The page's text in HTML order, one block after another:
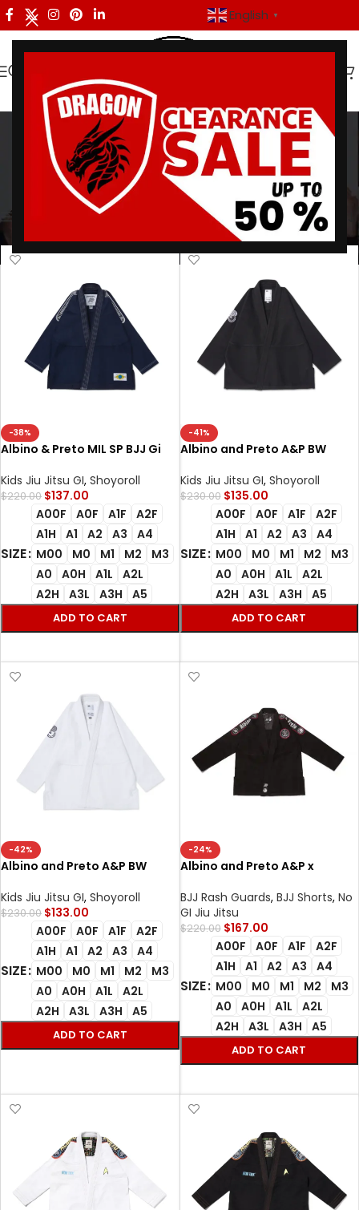
English ▼
Albino and Preto BJJ Gi
Categories
Products tagged “Albino and Preto BJJ Gi”/ Page 2
Showing 13–24 of 38 results
-38%
Albino & Preto MIL SP BJJ Gi
premium carrying bag
Kids Jiu Jitsu GI, Shoyoroll
$220.00 $137.00
SIZE
A00F A0F A1F
A2F
A1H
A1 A2 A3
A4
M00
M0 M1 M2
M3
A0
A0H A1L
A2L
A2H
A3L A3H A5
ADD TO CART
-41%
Albino and Preto A&P BW
Kimono Uniform Limited
Edition AP Kimono Jiu Jitsu
Gear Brazilian Jiu Jitsu Gis
Kids Jiu Jitsu GI, Shoyoroll
$230.00 $135.00
SIZE
A00F A0F A1F
A2F
A1H
A1 A2 A3
A4
M00
M0 M1 M2
M3
A0
A0H A1L
A2L
A2H
A3L A3H A5
ADD TO CART
-42%
Albino and Preto A&P BW
Kimono Uniform Limited
Edition AP Brazilian Jiu Jitsu
Kids Jiu Jitsu GI, Shoyoroll
$230.00 $133.00
SIZE
A00F A0F A1F
A2F
A1H
A1 A2 A3
A4
M00
M0 M1 M2
M3
A0
A0H A1L
A2L
A2H
A3L A3H A5
ADD TO CART
-24%
Albino and Preto A&P x
Gi With Bags
BJJ Rash Guards, BJJ Shorts, No
GI Jiu Jitsu
$220.00 $167.00
SIZE
A00F A0F A1F
A2F
A1H
A1 A2 A3
A4
M00
M0 M1 M2
M3
A0
A0H A1L
A2L
A2H
A3L A3H A5
ADD TO CART